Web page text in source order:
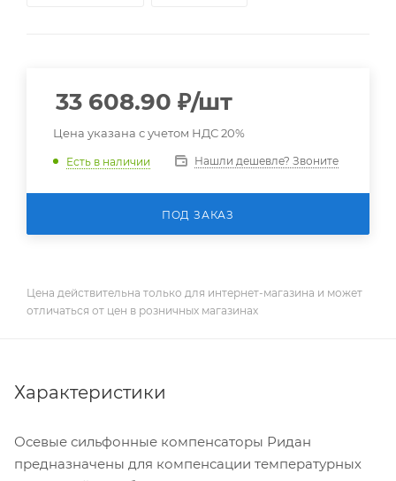
33 608.90 ₽/шт
Цена указана с учетом НДС 20%
Есть в наличии Нашли дешевле? Звоните
ПОД ЗАКАЗ
Цена действительна только для интернет-магазина и может
отличаться от цен в розничных магазинах
Характеристики
Осевые сильфонные компенсаторы Ридан
предназначены для компенсации температурных